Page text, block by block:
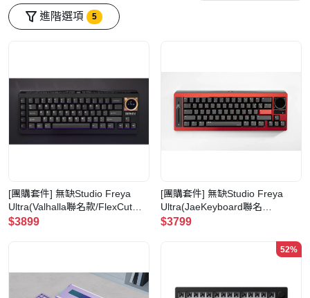
進階選項 5
[團購套件] 無缺Studio Freya
Ultra(Valhalla聯名款/FlexCut三
模)
$3899
[團購套件] 無缺Studio Freya
Ultra(JaeKeyboard聯名
款/FlexCut三模)
$3799
52%